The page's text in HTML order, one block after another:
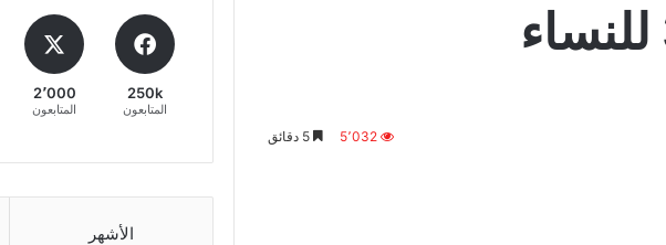
5٬032
250k
المتابعون
2٬000
المتابعون
الأشهر